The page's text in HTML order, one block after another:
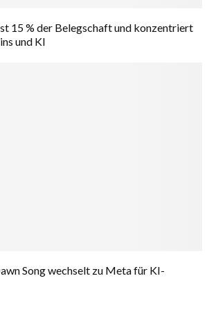
15 % der Belegschaft und konzentriert
und KI
Song wechselt zu Meta für KI-